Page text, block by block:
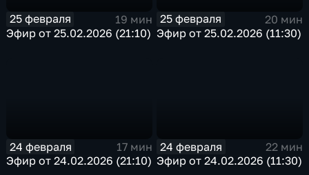
25 февраля
19 мин
Эфир от 25.02.2026 (21:10)
25 февраля
20 мин
Эфир от 25.02.2026 (11:30)
24 февраля
17 мин
Эфир от 24.02.2026 (21:10)
24 февраля
22 мин
Эфир от 24.02.2026 (11:30)